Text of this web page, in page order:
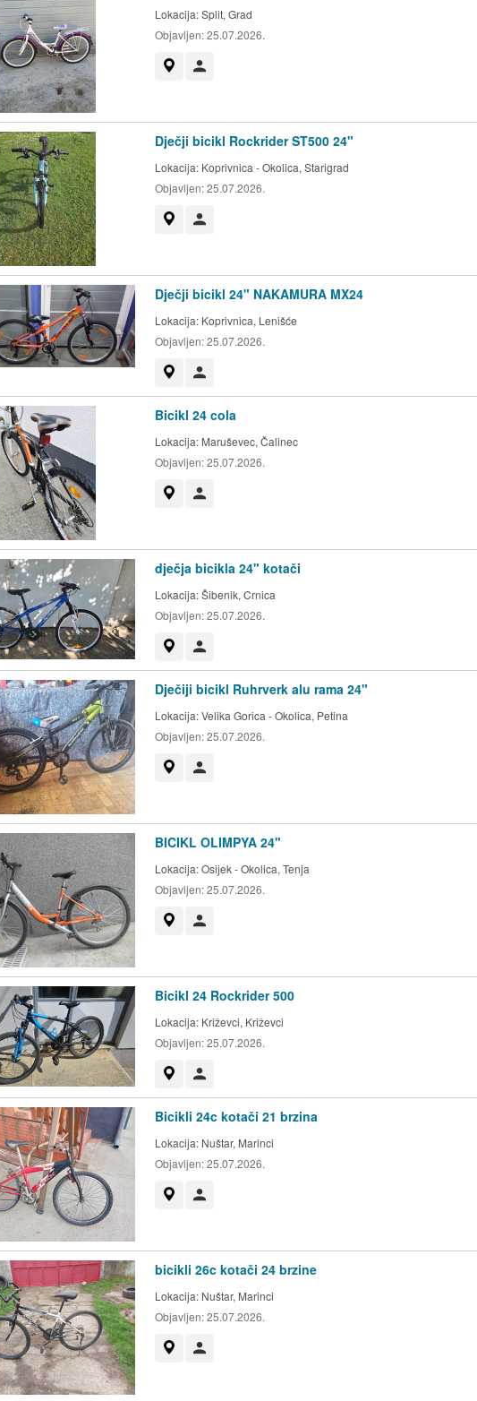
Lokacija:Split, Grad
Objavljen:25.07.2026.
Dječji bicikl Rockrider ST500 24"
Lokacija: Koprivnica - Okolica, Starigrad
Objavljen:25.07.2026.
Dječji bicikl 24" NAKAMURA MX24
Lokacija: Koprivnica, Lenišće
Objavljen:25.07.2026.
Bicikl 24 cola
Lokacija: Maruševec, Čalinec
Objavljen:25.07.2026.
dječja bicikla 24" kotači
Lokacija:Šibenik, Crnica
Objavljen:25.07.2026.
Dječiji bicikl Ruhrverk alu rama 24"
Lokacija:Velika Gorica - Okolica, Petina
Objavljen:25.07.2026.
BICIKL OLIMPYA 24"
Lokacija:Osijek - Okolica, Tenja
Objavljen:25.07.2026.
Bicikl 24 Rockrider 500
Lokacija: Križevci, Križevci
Objavljen:25.07.2026.
Bicikli 24c kotači 21 brzina
Lokacija: Nuštar, Marinci
Objavljen:25.07.2026.
bicikli 26c kotači 24 brzine
Lokacija: Nuštar, Marinci
Objavljen:25.07.2026.